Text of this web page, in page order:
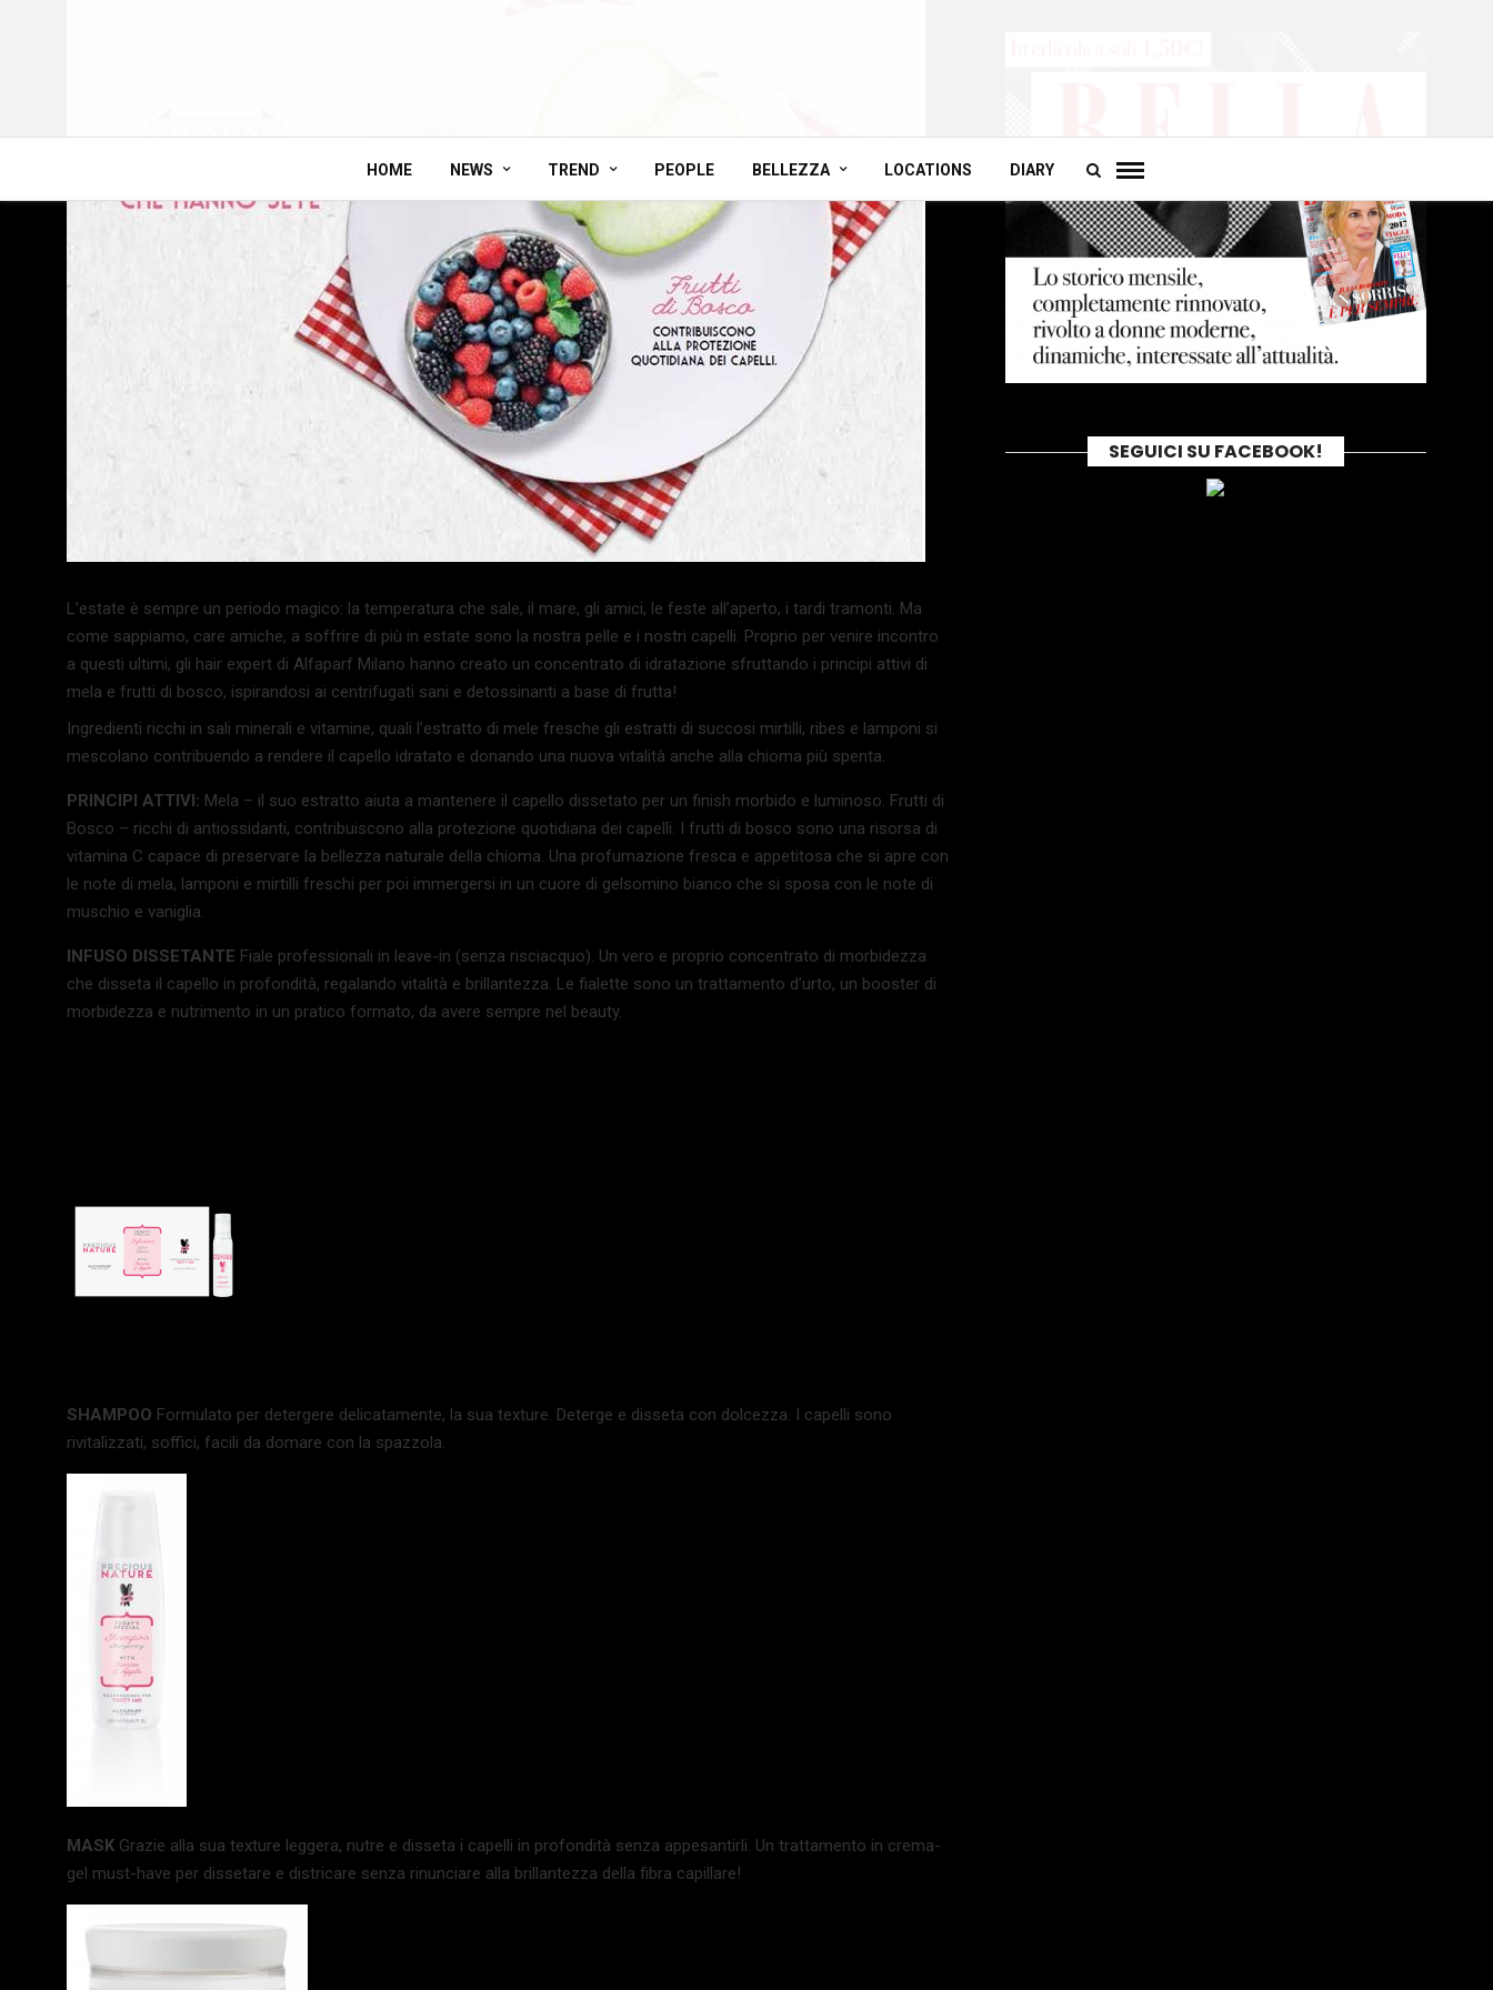
HOME NEWS TREND PEOPLE BELLEZZA LOCATIONS DIARY
L’estate è sempre un periodo magico: la temperatura che sale, il mare, gli amici, le feste all’aperto, i tardi tramonti. Ma
come sappiamo, care amiche, a soffrire di più in estate sono la nostra pelle e i nostri capelli. Proprio per venire incontro
a questi ultimi, gli hair expert di Alfaparf Milano hanno creato un concentrato di idratazione sfruttando i principi attivi di
mela e frutti di bosco, ispirandosi ai centrifugati sani e detossinanti a base di frutta!
Ingredienti ricchi in sali minerali e vitamine, quali l’estratto di mele fresche gli estratti di succosi mirtilli, ribes e lamponi si
mescolano contribuendo a rendere il capello idratato e donando una nuova vitalità anche alla chioma più spenta.
PRINCIPI ATTIVI: Mela – il suo estratto aiuta a mantenere il capello dissetato per un finish morbido e luminoso. Frutti di
Bosco – ricchi di antiossidanti, contribuiscono alla protezione quotidiana dei capelli. I frutti di bosco sono una risorsa di
vitamina C capace di preservare la bellezza naturale della chioma. Una profumazione fresca e appetitosa che si apre con
le note di mela, lamponi e mirtilli freschi per poi immergersi in un cuore di gelsomino bianco che si sposa con le note di
muschio e vaniglia.
INFUSO DISSETANTE Fiale professionali in leave-in (senza risciacquo). Un vero e proprio concentrato di morbidezza
che disseta il capello in profondità, regalando vitalità e brillantezza. Le fialette sono un trattamento d’urto, un booster di
morbidezza e nutrimento in un pratico formato, da avere sempre nel beauty.
SHAMPOO Formulato per detergere delicatamente, la sua texture. Deterge e disseta con dolcezza. I capelli sono
rivitalizzati, soffici, facili da domare con la spazzola.
MASK Grazie alla sua texture leggera, nutre e disseta i capelli in profondità senza appesantirli. Un trattamento in crema-
gel must-have per dissetare e districare senza rinunciare alla brillantezza della fibra capillare!
SEGUICI SU FACEBOOK!